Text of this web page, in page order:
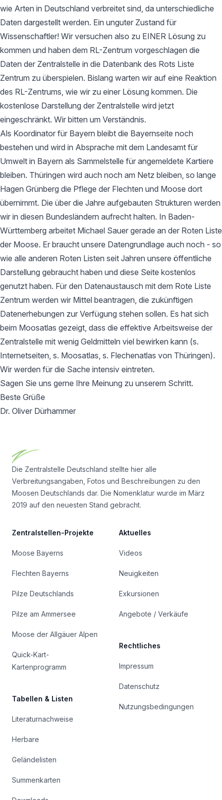
wie Arten in Deutschland verbreitet sind, da unterschiedliche
Daten dargestellt werden. Ein unguter Zustand für
Wissenschaftler! Wir versuchen also zu EINER Lösung zu
kommen und haben dem RL-Zentrum vorgeschlagen die
Daten der Zentralstelle in die Datenbank des Rots Liste
Zentrum zu überspielen. Bislang warten wir auf eine Reaktion
des RL-Zentrums, wie wir zu einer Lösung kommen. Die
kostenlose Darstellung der Zentralstelle wird jetzt
eingeschränkt. Wir bitten um Verständnis.
Als Koordinator für Bayern bleibt die Bayernseite noch
bestehen und wird in Absprache mit dem Landesamt für
Umwelt in Bayern als Sammelstelle für angemeldete Kartiere
bleiben. Thüringen wird auch noch am Netz bleiben, so lange
Hagen Grünberg die Pflege der Flechten und Moose dort
übernimmt. Die über die Jahre aufgebauten Strukturen werden
wir in diesen Bundesländern aufrecht halten. In Baden-
Württemberg arbeitet Michael Sauer gerade an der Roten Liste
der Moose. Er braucht unsere Datengrundlage auch noch - so
wie alle anderen Roten Listen seit Jahren unsere öffentliche
Darstellung gebraucht haben und diese Seite kostenlos
genutzt haben. Für den Datenaustausch mit dem Rote Liste
Zentrum werden wir Mittel beantragen, die zukünftigen
Datenerhebungen zur Verfügung stehen sollen. Es hat sich
beim Moosatlas gezeigt, dass die effektive Arbeitsweise der
Zentralstelle mit wenig Geldmitteln viel bewirken kann (s.
Internetseiten, s. Moosatlas, s. Flechenatlas von Thüringen).
Wir werden für die Sache intensiv eintreten.
Sagen Sie uns gerne Ihre Meinung zu unserem Schritt.
Beste Grüße
Dr. Oliver Dürhammer
Die Zentralstelle Deutschland stellte hier alle
Verbreitungsangaben, Fotos und Beschreibungen zu den
Moosen Deutschlands dar. Die Nomenklatur wurde im März
2019 auf den neuesten Stand gebracht.
Zentralstellen-Projekte
Moose Bayerns
Flechten Bayerns
Pilze Deutschlands
Pilze am Ammersee
Moose der Allgäuer Alpen
Quick-Kart-
Kartenprogramm
Tabellen & Listen
Literaturnachweise
Herbare
Geländelisten
Summenkarten
Aktuelles
Videos
Neuigkeiten
Exkursionen
Angebote / Verkäufe
Rechtliches
Impressum
Datenschutz
Nutzungsbedingungen